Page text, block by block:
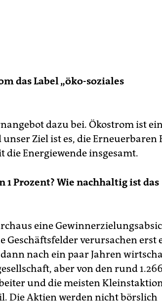
das Label „öko-soziales
dazu bei. Ökostrom ist
Ziel ist es, die Erneuerbaren
Energiewende insgesamt.
Prozent? Wie nachhaltig ist das
eine
Geschäftsfelder verursachen erst
nach ein paar Jahren
aber von den rund 1.266
und die meisten
Die Aktien werden nicht börslich